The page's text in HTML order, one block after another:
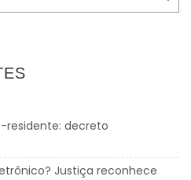
residente: decreto
Justiça reconhece